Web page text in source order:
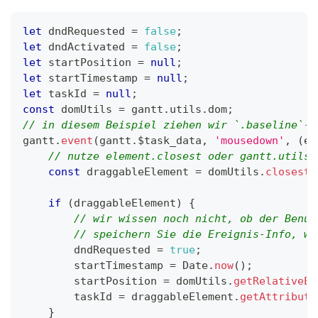
let dndRequested = false;
let dndActivated = false;
let startPosition = null ;
let startTimestamp = null ;
let taskId = null ;
const domUtils = gantt . utils . dom;
// in diesem Beispiel ziehen wir `.baseline`-
gantt . event (gantt . $task_data , 'mousedown' , (
// nutze element.closest oder
const draggableElement = domUtils . closest
if (draggableElement)
{
// wir wissen noch nicht, ob der
// speichern Sie die Ereignis-Info,
        dndRequested
= true;
        startTimestamp
= Date. now( ) ;
        startPosition
= domUtils .
        taskId
= draggableElement . getAttribute
}